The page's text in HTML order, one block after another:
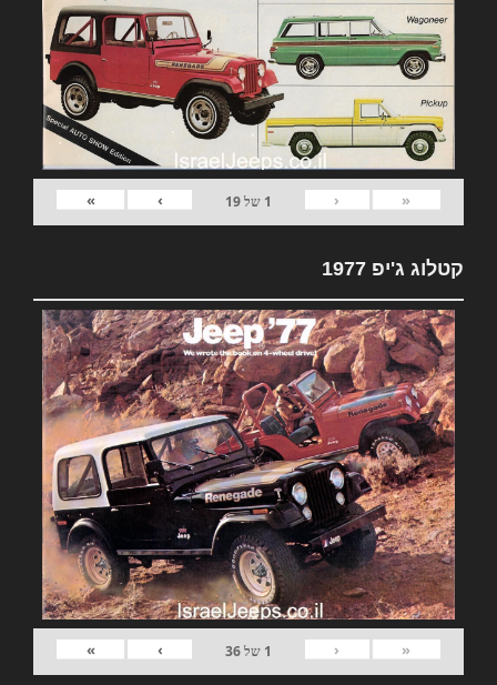
«
‹
1 של19
›
»
קטלוג ג'יפ 1977
«
‹
1 של36
›
»